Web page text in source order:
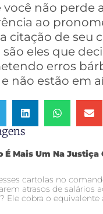
você não perde
ao pronome
citação de seu
são eles que
erros
não estão em
É Mais Um Na Justiça
cartolas no
atrasos de salários
Ele cobra o equivalente